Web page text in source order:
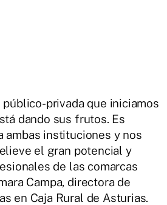
público-privada que iniciamos
dando sus frutos. Es
ambas instituciones y nos
el gran potencial y
de las comarcas
Campa, directora de
en Caja Rural de Asturias.